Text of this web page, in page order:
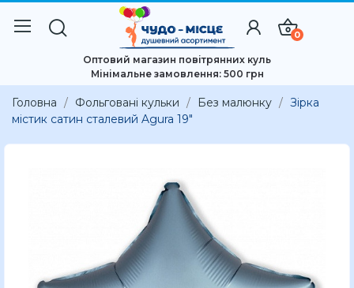
0
Оптовий магазин повітрянних куль
Мінімальне замовлення: 500 грн
Головна Фольговані кульки Без малюнку
Зірка
містик сатин сталевий Agura 19"